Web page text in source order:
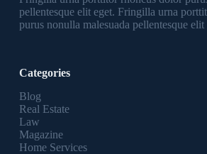
pellentesque elit eget. Fringilla urna
purus nonulla malesuada pellentesque elit
Categories
Blog
Real Estate
Law
Magazine
Home Services